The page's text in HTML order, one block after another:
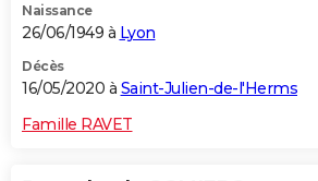
COPAINS D'AVANT
S'inscrire
Se connecter
Lycées
Collèges
Primaires
Universités
Entreprises
Service militaire
Avis de recherche
AVIS DE DÉCÈS
Naissance
26/06/1949 à Lyon
Décès
16/05/2020 à Saint-Julien-de-l'Herms
Famille RAVET